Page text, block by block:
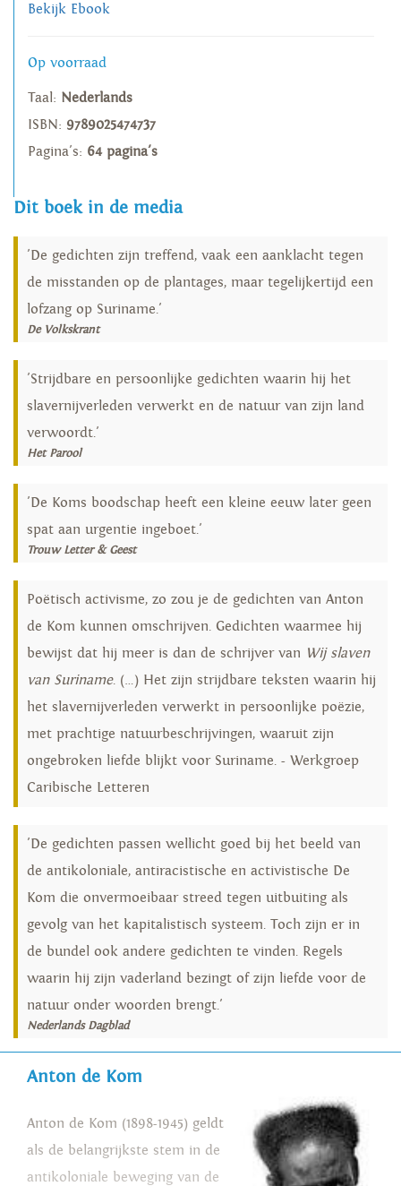
Bekijk Ebook
Op voorraad
Taal: Nederlands
ISBN: 9789025474737
Pagina's: 64 pagina's
Dit boek in de media
'De gedichten zijn treffend, vaak een aanklacht tegen
de misstanden op de plantages, maar tegelijkertijd een
lofzang op Suriname.'
De Volkskrant
'Strijdbare en persoonlijke gedichten waarin hij het
slavernijverleden verwerkt en de natuur van zijn land
verwoordt.'
Het Parool
'De Koms boodschap heeft een kleine eeuw later geen
spat aan urgentie ingeboet.'
Trouw Letter & Geest
Poëtisch activisme, zo zou je de gedichten van Anton
de Kom kunnen omschrijven. Gedichten waarmee hij
bewijst dat hij meer is dan de schrijver van Wij slaven
van Suriname. (…) Het zijn strijdbare teksten waarin hij
het slavernijverleden verwerkt in persoonlijke poëzie,
met prachtige natuurbeschrijvingen, waaruit zijn
ongebroken liefde blijkt voor Suriname. - Werkgroep
Caribische Letteren
'De gedichten passen wellicht goed bij het beeld van
de antikoloniale, antiracistische en activistische De
Kom die onvermoeibaar streed tegen uitbuiting als
gevolg van het kapitalistisch systeem. Toch zijn er in
de bundel ook andere gedichten te vinden. Regels
waarin hij zijn vaderland bezingt of zijn liefde voor de
natuur onder woorden brengt.'
Nederlands Dagblad
Anton de Kom
Anton de Kom (1898-1945) geldt
als de belangrijkste stem in de
antikoloniale beweging van de